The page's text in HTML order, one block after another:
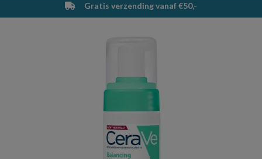
Winkelwagen
Vul hem met producten.
Gratis verzending vanaf €50,-